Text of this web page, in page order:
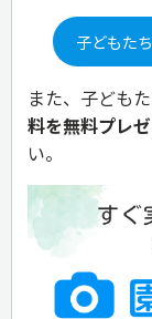
子どもた
また、子ども
料を無料プレ
い。